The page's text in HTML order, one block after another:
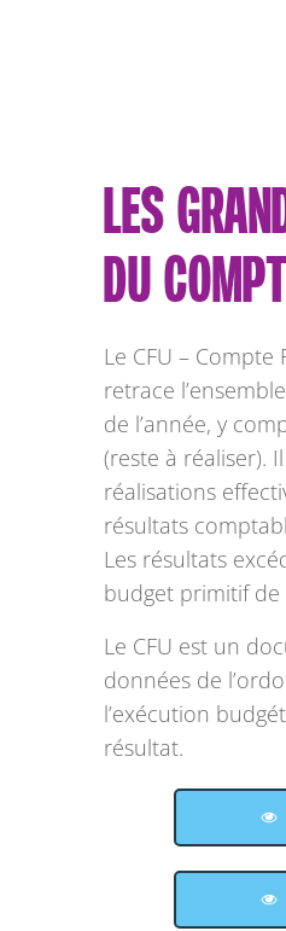
LES
DU
Le CFU –
retrace
de l’année, y
(reste à réaliser).
réalisations
résultats
Les résultats
budget primitif de
Le CFU est un
données de
l’exécution
résultat.